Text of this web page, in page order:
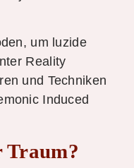
um luzide
Reality
und Techniken
Induced
Traum?